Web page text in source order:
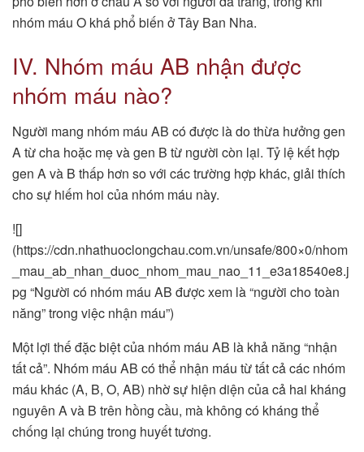
nhóm máu O khá phổ biến ở Tây Ban Nha.
IV. Nhóm máu AB nhận được
nhóm máu nào?
Người mang nhóm máu AB có được là do thừa hưởng gen
A từ cha hoặc mẹ và gen B từ người còn lại. Tỷ lệ kết hợp
gen A và B thấp hơn so với các trường hợp khác, giải thích
cho sự hiếm hoi của nhóm máu này.
![]
(https://cdn.nhathuoclongchau.com.vn/unsafe/800×0/nhom
_mau_ab_nhan_duoc_nhom_mau_nao_11_e3a18540e8.j
pg “Người có nhóm máu AB được xem là “người cho toàn
năng” trong việc nhận máu”)
Một lợi thế đặc biệt của nhóm máu AB là khả năng “nhận
tất cả”. Nhóm máu AB có thể nhận máu từ tất cả các nhóm
máu khác (A, B, O, AB) nhờ sự hiện diện của cả hai kháng
nguyên A và B trên hồng cầu, mà không có kháng thể
chống lại chúng trong huyết tương.